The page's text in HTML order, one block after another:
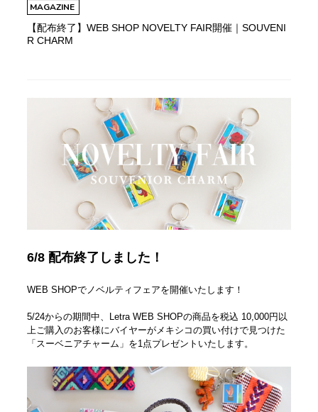
MAGAZINE
【配布終了】WEB SHOP NOVELTY FAIR開催｜SOUVENI
R CHARM
6/8 配布終了しました！
WEB SHOPでノベルティフェアを開催いたします！
5/24からの期間中、Letra WEB SHOPの商品を税込 10,000円以
上ご購入のお客様にバイヤーがメキシコの買い付けで見つけた
「スーベニアチャーム」を1点プレゼントいたします。